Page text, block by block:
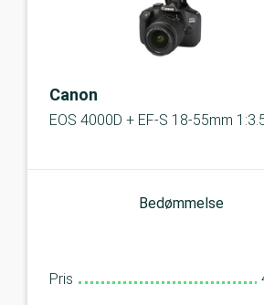
Canon
EOS 4000D + EF-S 18-55mm
Bedømmelse
Pris